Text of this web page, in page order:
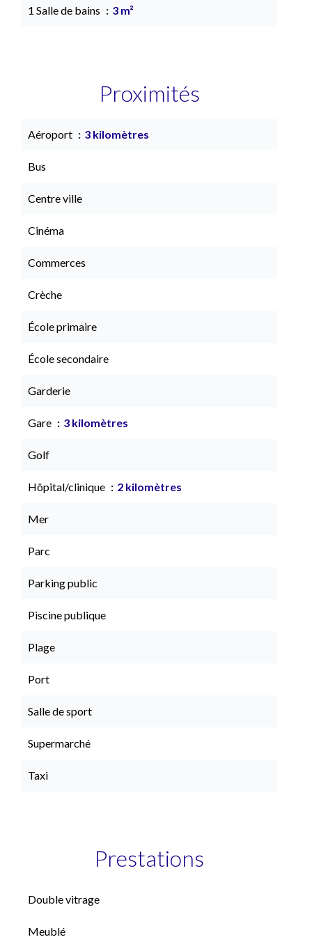
1 Salle de bains 3 m²
Proximités
Aéroport 3 kilomètres
Bus
Centre ville
Cinéma
Commerces
Crèche
École primaire
École secondaire
Garderie
Gare 3 kilomètres
Golf
Hôpital/clinique 2 kilomètres
Mer
Parc
Parking public
Piscine publique
Plage
Port
Salle de sport
Supermarché
Taxi
Prestations
Double vitrage
Meublé